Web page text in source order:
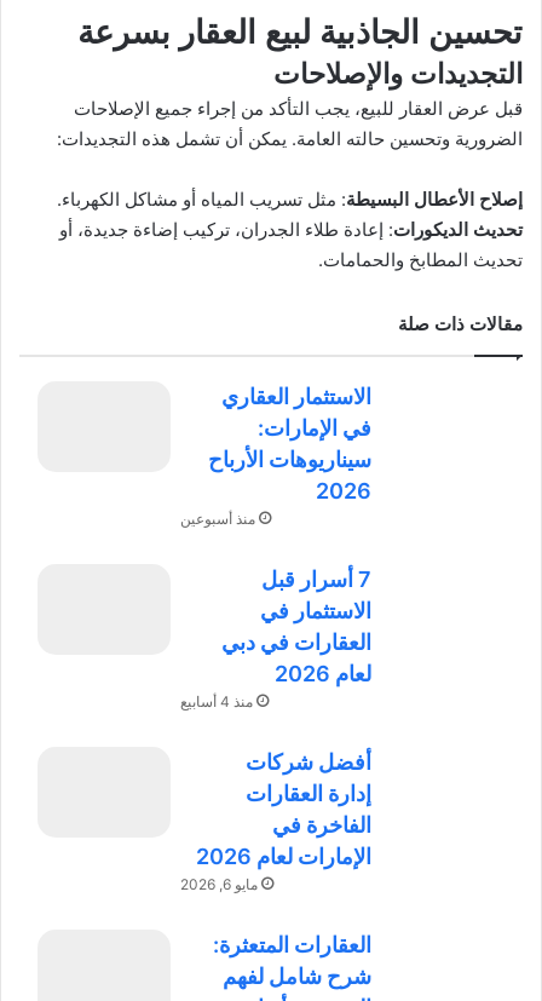
تحسين الجاذبية لبيع العقار بسرعة
التجديدات والإصلاحات
قبل عرض العقار للبيع، يجب التأكد من إجراء جميع الإصلاحات
الضرورية وتحسين حالته العامة. يمكن أن تشمل هذه التجديدات:
إصلاح الأعطال البسيطة: مثل تسريب المياه أو مشاكل الكهرباء.
تحديث الديكورات: إعادة طلاء الجدران، تركيب إضاءة جديدة، أو
تحديث المطابخ والحمامات.
مقالات ذات صلة
الاستثمار العقاري
في الإمارات:
سيناريوهات الأرباح
2026
منذ أسبوعين
7 أسرار قبل
الاستثمار في
العقارات في دبي
لعام 2026
منذ 4 أسابيع
أفضل شركات
إدارة العقارات
الفاخرة في
الإمارات لعام 2026
مايو 6, 2026
العقارات المتعثرة:
شرح شامل لفهم